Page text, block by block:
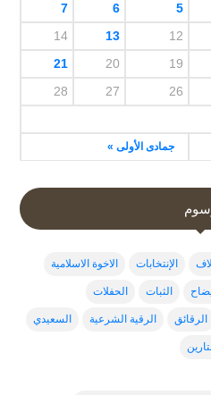
جمادى الأولى »
5
6
7
12
13
14
19
20
21
26
27
28
الإنتخابات الاخوة الاسلامية
الثبات الحفلات
الرقائق الرقية الشرعية السعيدي